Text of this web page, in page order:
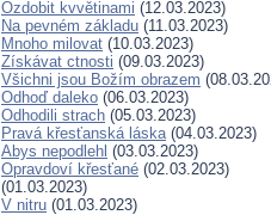
Ozdobit kvvětinami (12.03.2023)
Na pevném základu (11.03.2023)
Mnoho milovat (10.03.2023)
Získávat ctnosti (09.03.2023)
Všichni jsou Božím obrazem
Odhoď daleko (06.03.2023)
Odhodili strach (05.03.2023)
Pravá křesťanská láska(04.03.2023)
Abys nepodlehl (03.03.2023)
Opravdoví křesťané (02.03.2023)
(01.03.2023)
V nitru (01.03.2023)